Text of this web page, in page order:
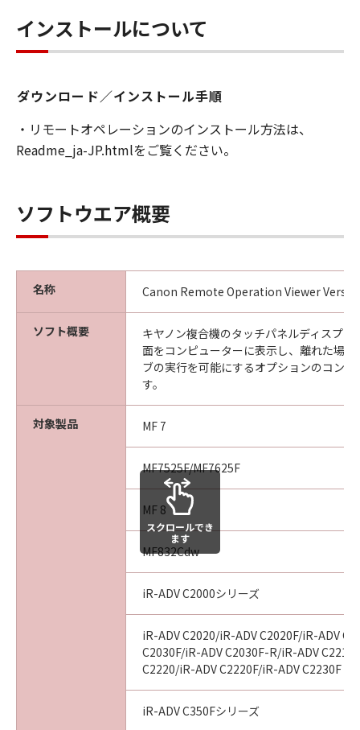
ことはできません。また第三者にこのような行
為をさせてはなりません。
お客様は、「許諾ソフトウェア」に含まれるキ
表示を変更し、除去しもしくは削除してはなり
ません。
「許諾ソフトウェア」にかかる権原および所有
権は、その内容によりキヤノンまたはキヤノン
５．輸出
より必要な許可等を得ることなしに、「許諾ソ
フトウェア」の全部または一部を、直接または
間接に輸出してはなりません。
６．サポートおよびアップデート
キヤノン、キヤノンのライセンサー、キヤノン
は、お客様による「許諾ソフトウェア」の使用
を支援すること、および「許諾ソフトウェア」
に対してアップデート、バグの修正あるいはサ
ポートを行うことについて、いかなる責任も負
うものではありません。
７．保証の否認・免責
(1)「許諾ソフトウェア」は、『現状有姿』の状
態で使用許諾されます。キヤノン、キヤノンの
ライセンサー、キヤノンの子会社、それらの販
売代理店および販売店は、「許諾ソフトウェ
ア」に関して、商品性および特定の目的への適
合性の保証を含め、いかなる保証も、明示たる
と黙示たるとを問わず一切行わないものとしま
インストールについて
ダウンロード／インストール手順
・リモートオペレーションのインストール方法は、
Readme_ja-JP.htmlをご覧ください。
ソフトウエア概要
名称 Canon Remote Operation Viewer
ソフト概要
キヤノン複合機のタッチパネルディスプレ
面をコンピューターに表示し、離れた場
ブの実行を可能にするオプションのコン
す。
対象製品 MF 7
MF7525F/MF7625F
MF 8
MF832Cdw
iR-ADV C2000シリーズ
iR-ADV C2020/iR-ADV C2020F/iR-ADV
C2030F/iR-ADV C2030F-R/iR-ADV
C2220/iR-ADV C2220F/iR-ADV C2230F
iR-ADV C350Fシリーズ
スクロールでき
ます